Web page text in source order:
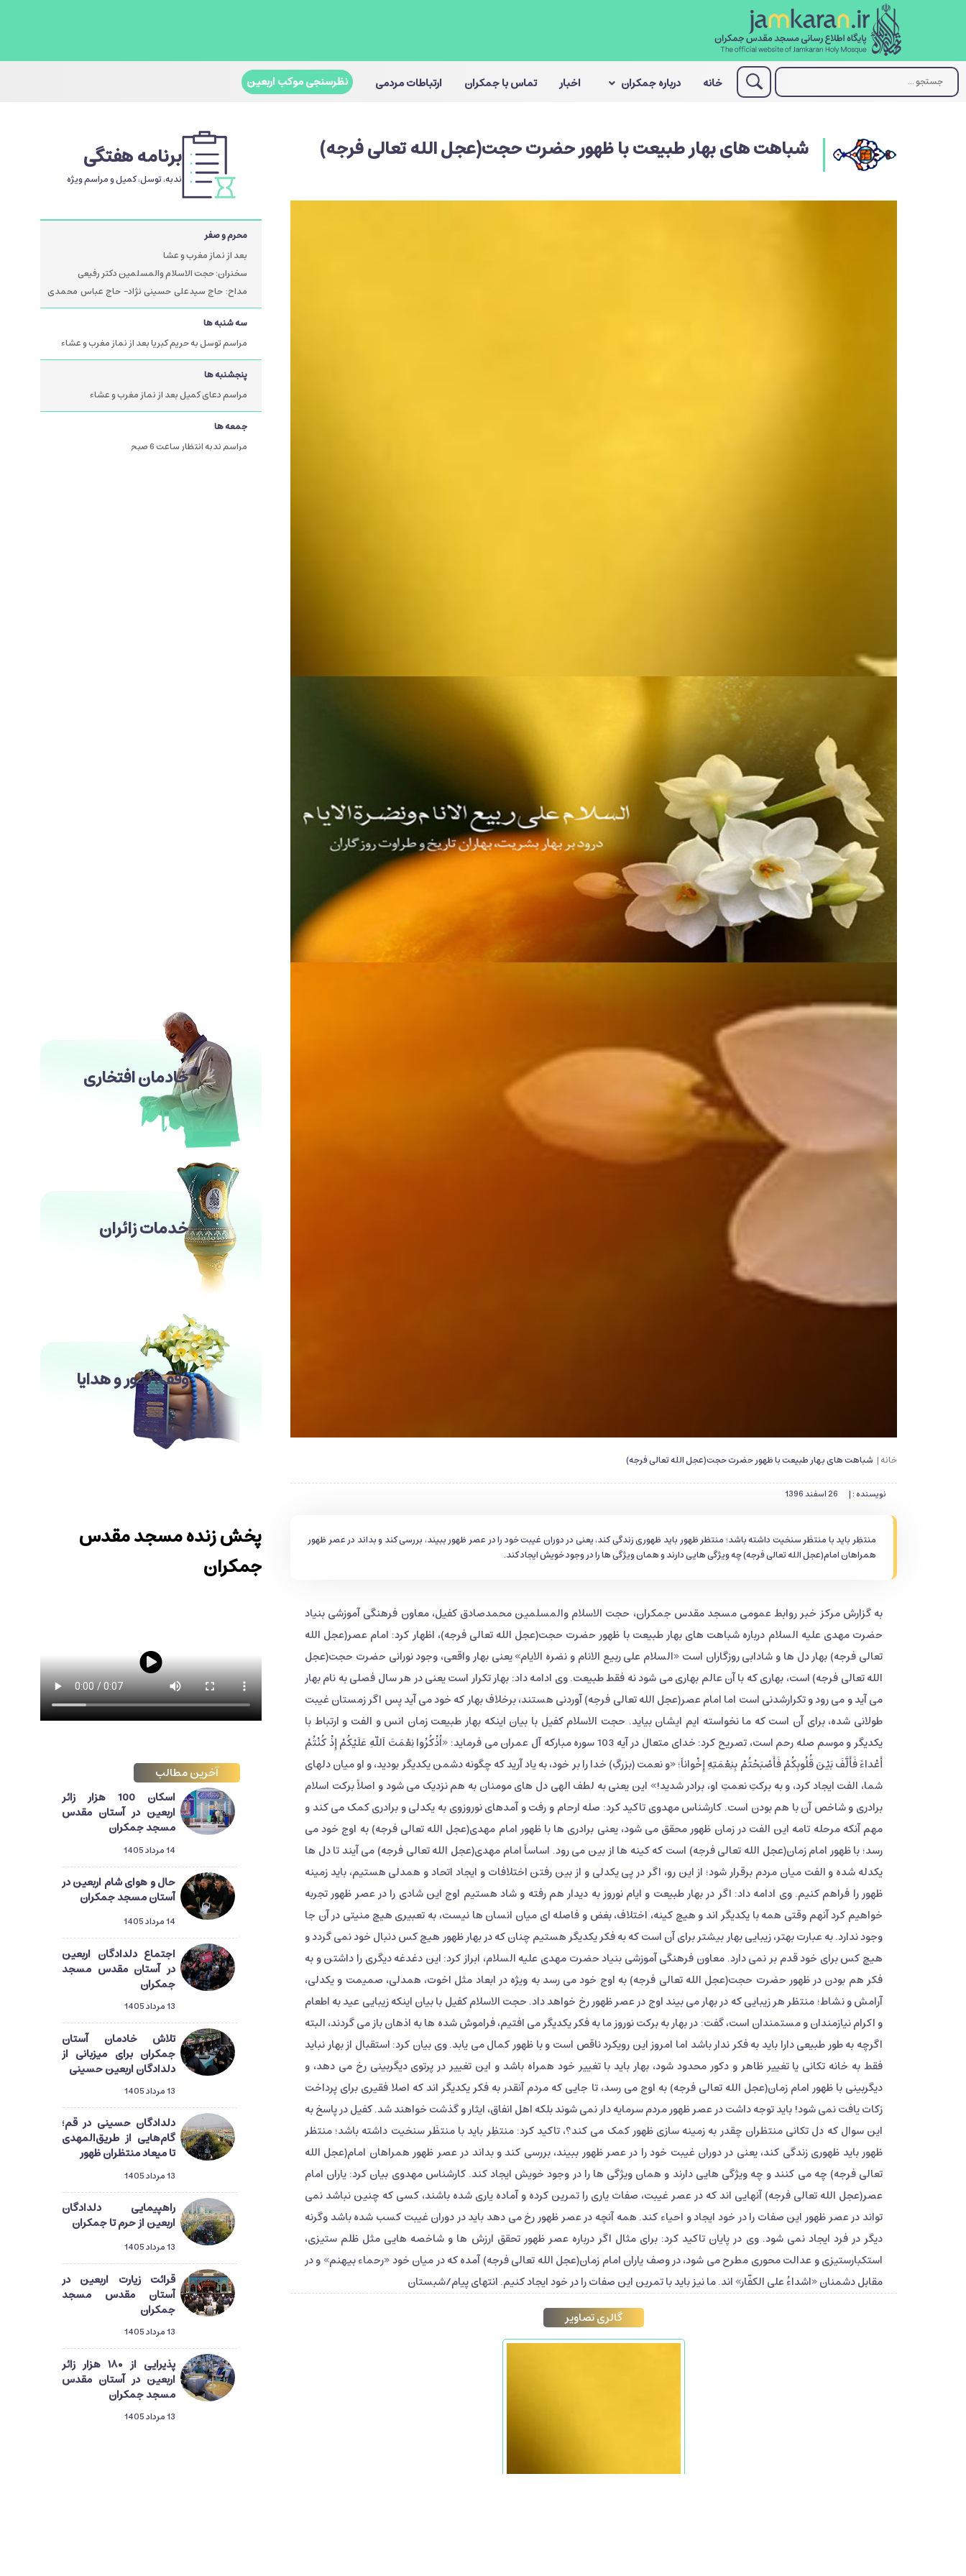
خانه درباره جمکران اخبار تماس با جمکران ارتباطات مردمی نظرسنجی موکب اربعین
شباهت های بهار طبیعت با ظهور حضرت حجت(عجل الله تعالی فرجه)
خانه | شباهت های بهار طبیعت با ظهور حضرت حجت(عجل الله تعالی فرجه)
نویسنده : | 26 اسفند 1396
منتظِر باید با منتظَر سنخیت داشته باشد؛ منتظر ظهور باید ظهوری زندگی کند، یعنی در دوران غیبت خود را در عصر ظهور ببیند، بررسی کند و بداند در عصر ظهور
همراهان امام(عجل الله تعالی فرجه) چه ویژگی هایی دارند و همان ویژگی ها را در وجود خویش ایجاد کند.
به گزارش مرکز خبر روابط عمومی مسجد مقدس جمکران، حجت الاسلام والمسلمین محمدصادق کفیل، معاون فرهنگی آموزشی بنیاد
حضرت مهدی علیه السلام درباره شباهت های بهار طبیعت با ظهور حضرت حجت(عجل الله تعالی فرجه)، اظهار کرد: امام عصر(عجل الله
تعالی فرجه) بهار دل ها و شادابی روزگاران است «السلام علی ربیع الانام و نضره الایام» یعنی بهار واقعی، وجود نورانی حضرت حجت(عجل
الله تعالی فرجه) است، بهاری که با آن عالم بهاری می شود نه فقط طبیعت. وی ادامه داد: بهار تکرار است یعنی در هر سال فصلی به نام بهار
می آید و می رود و تکرارشدنی است اما امام عصر(عجل الله تعالی فرجه) آوردنی هستند، برخلاف بهار که خود می آید پس اگر زمستان غیبت
طولانی شده، برای آن است که ما نخواسته ایم ایشان بیاید. حجت الاسلام کفیل با بیان اینکه بهار طبیعت زمان انس و الفت و ارتباط با
یکدیگر و موسم صله رحم است، تصریح کرد: خدای متعال در آیه 103 سوره مبارکه آل عمران می فرماید: «اُذْکُرُوا نِعْمَتَ اَللّهِ عَلَیْکُمْ إِذْ کُنْتُمْ
أَعْداءً فَأَلَّفَ بَیْنَ قُلُوبِکُمْ فَأَصْبَحْتُمْ بِنِعْمَتِهِ إِخْواناً؛ «و نعمت (بزرگِ) خدا را بر خود، به یاد آرید که چگونه دشمن یکدیگر بودید، و او میان دلهای
شما، الفت ایجاد کرد، و به برکتِ نعمتِ او، برادر شدید!» این یعنی به لطف الهی دل های مومنان به هم نزدیک می شود و اصلاً برکت اسلام
برادری و شاخص آن با هم بودن است. کارشناس مهدوی تاکید کرد: صله ارحام و رفت و آمدهای نوروزوی به یکدلی و برادری کمک می کند و
مهم آنکه مرحله تامه این الفت در زمان ظهور محقق می شود، یعنی برادری ها با ظهور امام مهدی(عجل الله تعالی فرجه) به اوج خود می
رسد؛ با ظهور امام زمان(عجل الله تعالی فرجه) است که کینه ها از بین می رود. اساساً امام مهدی(عجل الله تعالی فرجه) می آیند تا دل ها
یکدله شده و الفت میان مردم برقرار شود؛ از این رو، اگر در پی یکدلی و از بین رفتن اختلافات و ایجاد اتحاد و همدلی هستیم، باید زمینه
ظهور را فراهم کنیم. وی ادامه داد: اگر در بهار طبیعت و ایام نوروز به دیدار هم رفته و شاد هستیم اوج این شادی را در عصر ظهور تجربه
خواهیم کرد آنهم وقتی همه با یکدیگر اند و هیچ کینه، اختلاف، بغض و فاصله ای میان انسان ها نیست، به تعبیری هیچ منیتی در آن جا
وجود ندارد. به عبارت بهتر، زیبایی بهار بیشتر برای آن است که به فکر یکدیگر هستیم چنان که در بهار ظهور هیچ کس دنبال خود نمی گردد و
هیچ کس برای خود قدم بر نمی دارد. معاون فرهنگی آموزشی بنیاد حضرت مهدی علیه السلام، ابراز کرد: این دغدغه دیگری را داشتن و به
فکر هم بودن در ظهور حضرت حجت(عجل الله تعالی فرجه) به اوج خود می رسد به ویژه در ابعاد مثل اخوت، همدلی، صمیمت و یکدلی،
آرامش و نشاط؛ منتظر هر زیبایی که در بهار می بیند اوج در عصر ظهور رخ خواهد داد. حجت الاسلام کفیل با بیان اینکه زیبایی عید به اطعام
و اکرام نیازمندان و مستمندان است، گفت: در بهار به برکت نوروز ما به فکر یکدیگر می افتیم، فراموش شده ها به اذهان باز می گردند، البته
اگرچه به طور طبیعی دارا باید به فکر ندار باشد اما امروز این رویکرد ناقص است و با ظهور کمال می یابد. وی بیان کرد: استقبال از بهار نباید
فقط به خانه تکانی یا تغییر ظاهر و دکور محدود شود، بهار باید با تغییر خود همراه باشد و این تغییر در پرتوی دیگربینی رخ می دهد، و
دیگربینی با ظهور امام زمان(عجل الله تعالی فرجه) به اوج می رسد، تا جایی که مردم آنقدر به فکر یکدیگر اند که اصلا فقیری برای پرداخت
زکات یافت نمی شود! باید توجه داشت در عصر ظهور مردم سرمایه دار نمی شوند بلکه اهل انفاق، ایثار و گذشت خواهند شد. کفیل در پاسخ به
این سوال که دل تکانی منتظران چقدر به زمینه سازی ظهور کمک می کند؟، تاکید کرد: منتظِر باید با منتظَر سنخیت داشته باشد؛ منتظر
ظهور باید ظهوری زندگی کند، یعنی در دوران غیبت خود را در عصر ظهور ببیند، بررسی کند و بداند در عصر ظهور همراهان امام(عجل الله
تعالی فرجه) چه می کنند و چه ویژگی هایی دارند و همان ویژگی ها را در وجود خویش ایجاد کند. کارشناس مهدوی بیان کرد: یاران امام
عصر(عجل الله تعالی فرجه) آنهایی اند که در عصر غیبت، صفات یاری را تمرین کرده و آماده یاری شده باشند، کسی که چنین نباشد نمی
تواند در عصر ظهور این صفات را در خود ایجاد و احیاء کند. همه آنچه در عصر ظهور رخ می دهد باید در دوران غیبت کسب شده باشد وگرنه
دیگر در فرد ایجاد نمی شود. وی در پایان تاکید کرد: برای مثال اگر درباره عصر ظهور تحقق ارزش ها و شاخصه هایی مثل ظلم ستیزی،
استکبارستیزی و عدالت محوری مطرح می شود، در وصف یاران امام زمان(عجل الله تعالی فرجه) آمده که در میان خود «رحماء بیهنم» و در
مقابل دشمنان «اشداءُ علی الکفّار» اند. ما نیز باید با تمرین این صفات را در خود ایجاد کنیم. انتهای پیام/شبستان
گالری تصاویر
برنامه هفتگی
ندبه، توسل، کمیل و مراسم ویژه
محرم و صفر
بعد از نماز مغرب و عشا
سخنران: حجت الاسلام والمسلمین دکتر رفیعی
مداح: حاج سیدعلی حسینی نژاد- حاج عباس محمدی
پور
سه شنبه ها
مراسم توسل به حریم کبریا بعد از نماز مغرب و عشاء
پنجشنبه ها
مراسم دعای کمیل بعد از نماز مغرب و عشاء
جمعه ها
مراسم ندبه انتظار ساعت 6 صبح
خادمان افتخاری
خدمات زائران
وقف، نذور و هدایا
پخش زنده مسجد مقدس
جمکران
آخرین مطالب
اسکان 100 هزار زائر
اربعین در آستان مقدس
مسجد جمکران
14 مرداد 1405
حال و هوای شام اربعین در
آستان مسجد جمکران
14 مرداد 1405
اجتماع دلدادگان اربعین
در آستان مقدس مسجد
جمکران
13 مرداد 1405
تلاش خادمان آستان
جمکران برای میزبانی از
دلدادگان اربعین حسینی
13 مرداد 1405
دلدادگان حسینی در قم؛
گام‌هایی از طریق‌المهدی
تا میعاد منتظران ظهور
13 مرداد 1405
راهپیمایی دلدادگان
اربعین از حرم تا جمکران
13 مرداد 1405
قرائت زیارت اربعین در
آستان مقدس مسجد
جمکران
13 مرداد 1405
پذیرایی از ۱۸۰ هزار زائر
اربعین در آستان مقدس
مسجد جمکران
13 مرداد 1405